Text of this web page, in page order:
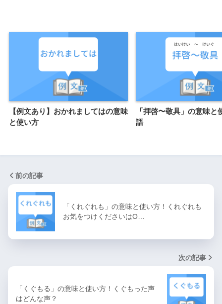
【例文あり】おかれましてはの意味
と使い方
「拝啓〜敬具」の意味と
語
前の記事
「くれぐれも」の意味と使い方！くれぐれも
お気をつけくださいはO…
次の記事
「くぐもる」の意味と使い方！くぐもった声
はどんな声？